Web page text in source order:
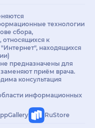
технологии
сбора,
относящихся к
находящихся
предназначены для
приём врача.
консультация
информационных
RuStore